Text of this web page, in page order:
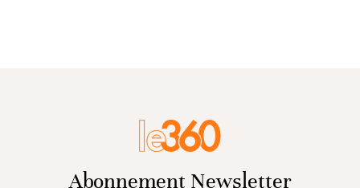
Abonnement Newsletter